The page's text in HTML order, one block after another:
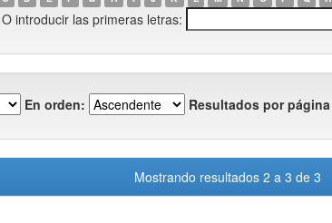
O introducir las primeras letras:
En orden: Resultados por página
Mostrando resultados 2 a 3 de 3